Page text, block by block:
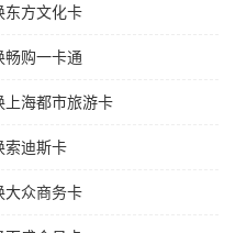
东方文化卡
畅购一卡通
上海都市旅游卡
索迪斯卡
大众商务卡